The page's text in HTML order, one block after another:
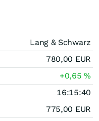
Lang & Schwarz
780,00 EUR
+0,65%
16:15:40
775,00 EUR